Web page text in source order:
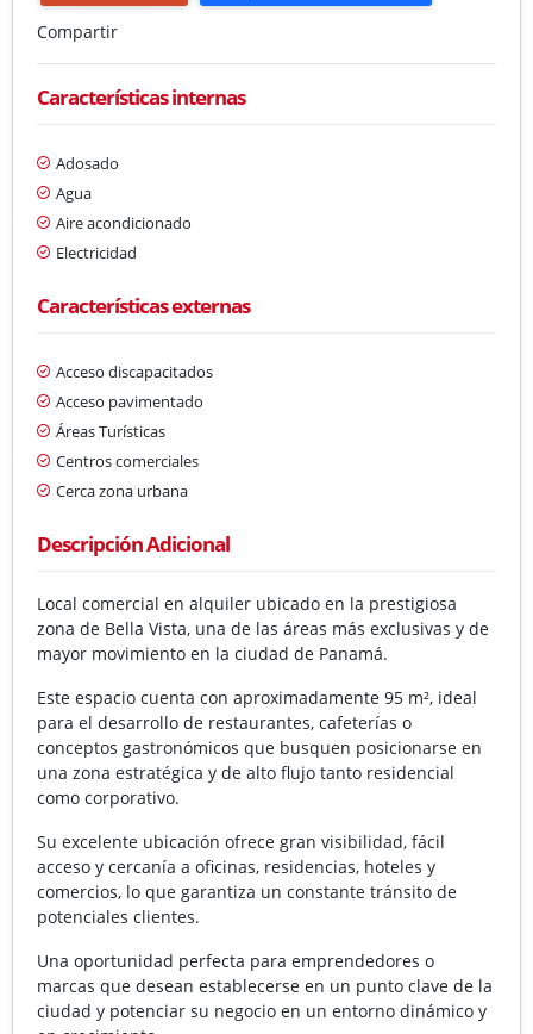
Compartir
Características internas
Adosado
Agua
Aire acondicionado
Electricidad
Características externas
Acceso discapacitados
Acceso pavimentado
Áreas Turísticas
Centros comerciales
Cerca zona urbana
Descripción Adicional
Local comercial en alquiler ubicado en la prestigiosa
zona de Bella Vista, una de las áreas más exclusivas y de
mayor movimiento en la ciudad de Panamá.
Este espacio cuenta con aproximadamente 95 m², ideal
para el desarrollo de restaurantes, cafeterías o
conceptos gastronómicos que busquen posicionarse en
una zona estratégica y de alto flujo tanto residencial
como corporativo.
Su excelente ubicación ofrece gran visibilidad, fácil
acceso y cercanía a oficinas, residencias, hoteles y
comercios, lo que garantiza un constante tránsito de
potenciales clientes.
Una oportunidad perfecta para emprendedores o
marcas que desean establecerse en un punto clave de la
ciudad y potenciar su negocio en un entorno dinámico y